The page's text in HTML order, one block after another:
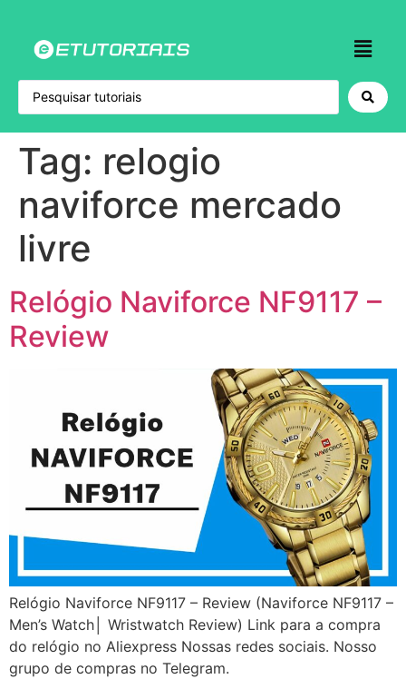
Tag: relogio
naviforce mercado
livre
Relógio Naviforce NF9117 –
Review
Relógio Naviforce NF9117 – Review (Naviforce NF9117 –
Men’s Watch│ Wristwatch Review) Link para a compra
do relógio no Aliexpress Nossas redes sociais. Nosso
grupo de compras no Telegram.